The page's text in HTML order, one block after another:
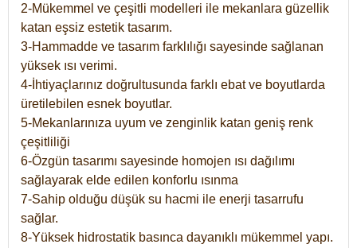
2-Mükemmel ve çeşitli modelleri ile mekanlara güzellik
katan eşsiz estetik tasarım.
3-Hammadde ve tasarım farklılığı sayesinde sağlanan
yüksek ısı verimi.
4-İhtiyaçlarınız doğrultusunda farklı ebat ve boyutlarda
üretilebilen esnek boyutlar.
5-Mekanlarınıza uyum ve zenginlik katan geniş renk
çeşitliliği
6-Özgün tasarımı sayesinde homojen ısı dağılımı
sağlayarak elde edilen konforlu ısınma
7-Sahip olduğu düşük su hacmi ile enerji tasarrufu
sağlar.
8-Yüksek hidrostatik basınca dayanıklı mükemmel yapı.